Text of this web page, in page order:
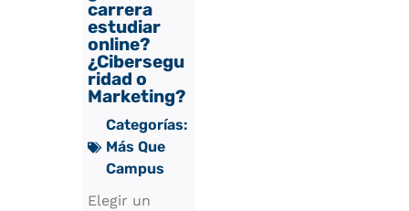
carrera
estudiar
online?
¿Cibersegu
ridad o
Marketing?
Categorías:
Más Que
Campus
Elegir un